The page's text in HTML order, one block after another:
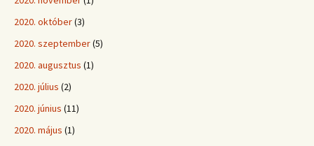
2020. október(3)
2020. szeptember(5)
2020. augusztus (1)
2020. július (2)
2020. június (11)
2020. május (1)